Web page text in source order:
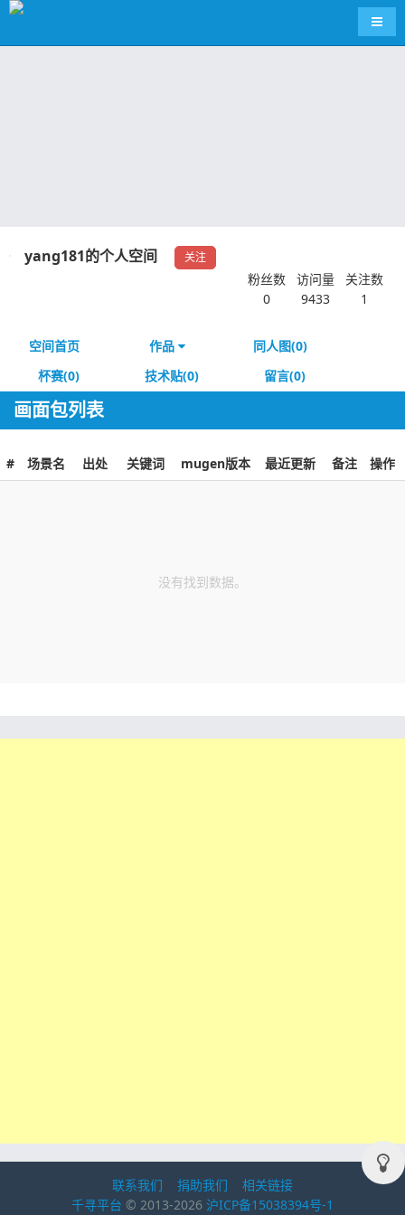
导航
yang181的个人空间 关注
粉丝数
0
访问量
9433
关注数
1
空间首页 作品
同人图(0)
杯赛(0)
技术贴(0) 留言(0)
画面包列表
# 场景名 出处 关键词 mugen版本 最近更新 备注 操作
没有找到数据。
联系我们 捐助我们
相关链接
千寻平台 © 2013-2026 沪ICP备15038394号-1